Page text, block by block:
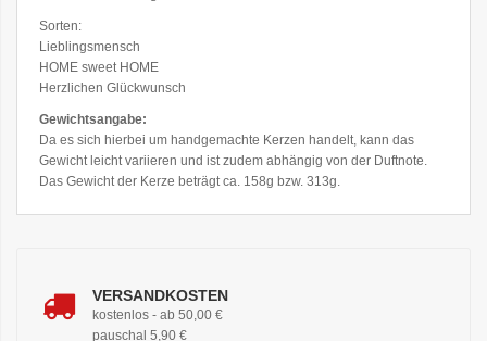
Sorten:
Lieblingsmensch
HOME sweet HOME
Herzlichen Glückwunsch
Gewichtsangabe:
Da es sich hierbei um handgemachte Kerzen handelt, kann das
Gewicht leicht variieren und ist zudem abhängig von der Duftnote.
Das Gewicht der Kerze beträgt ca. 158g bzw. 313g.
VERSANDKOSTEN
kostenlos - ab 50,00 €
pauschal 5,90 €